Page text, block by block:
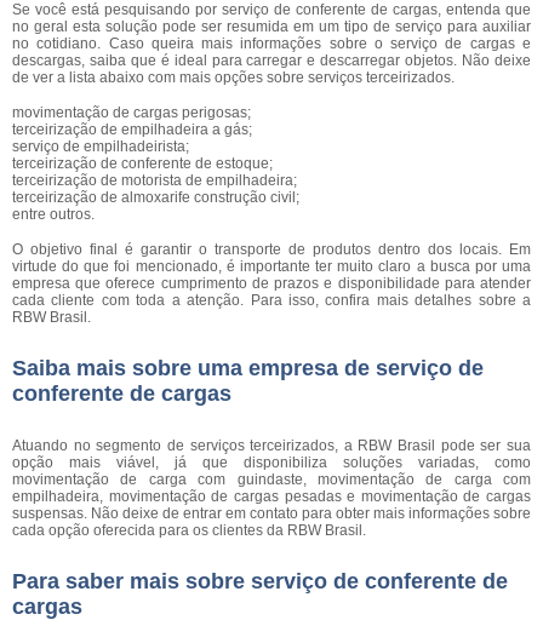
Se você está pesquisando por serviço de conferente de cargas, entenda que
no geral esta solução pode ser resumida em um tipo de serviço para auxiliar
no cotidiano. Caso queira mais informações sobre o serviço de cargas e
descargas, saiba que é ideal para carregar e descarregar objetos. Não deixe
de ver a lista abaixo com mais opções sobre serviços terceirizados.
movimentação de cargas perigosas;
terceirização de empilhadeira a gás;
serviço de empilhadeirista;
terceirização de conferente de estoque;
terceirização de motorista de empilhadeira;
terceirização de almoxarife construção civil;
entre outros.
O objetivo final é garantir o transporte de produtos dentro dos locais. Em
virtude do que foi mencionado, é importante ter muito claro a busca por uma
empresa que oferece cumprimento de prazos e disponibilidade para atender
cada cliente com toda a atenção. Para isso, confira mais detalhes sobre a
RBW Brasil.
Saiba mais sobre uma empresa de serviço de
conferente de cargas
Atuando no segmento de serviços terceirizados, a RBW Brasil pode ser sua
opção mais viável, já que disponibiliza soluções variadas, como
movimentação de carga com guindaste, movimentação de carga com
empilhadeira, movimentação de cargas pesadas e movimentação de cargas
suspensas. Não deixe de entrar em contato para obter mais informações sobre
cada opção oferecida para os clientes da RBW Brasil.
Para saber mais sobre serviço de conferente de
cargas